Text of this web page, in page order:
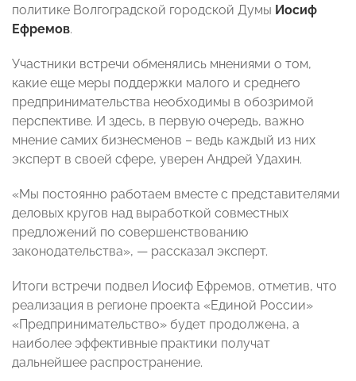
политике Волгоградской городской Думы Иосиф
Ефремов.
Участники встречи обменялись мнениями о том,
какие еще меры поддержки малого и среднего
предпринимательства необходимы в обозримой
перспективе. И здесь, в первую очередь, важно
мнение самих бизнесменов – ведь каждый из них
эксперт в своей сфере, уверен Андрей Удахин.
«Мы постоянно работаем вместе с представителями
деловых кругов над выработкой совместных
предложений по совершенствованию
законодательства», — рассказал эксперт.
Итоги встречи подвел Иосиф Ефремов, отметив, что
реализация в регионе проекта «Единой России»
«Предпринимательство» будет продолжена, а
наиболее эффективные практики получат
дальнейшее распространение.